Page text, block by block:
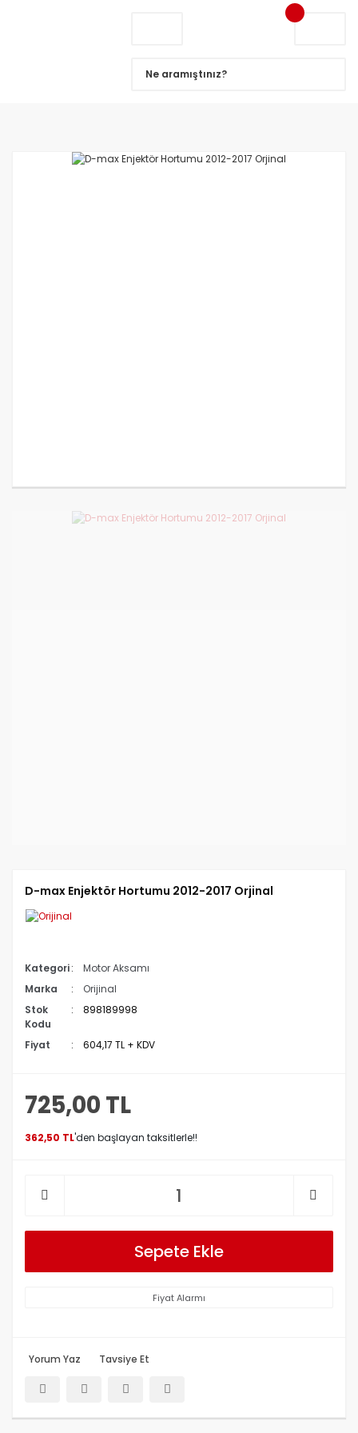
D-max Enjektör Hortumu 2012-2017 Orjinal
Kategori
Motor Aksamı
Marka
Orijinal
Stok
Kodu
898189998
Fiyat 604,17 TL + KDV
725,00 TL
362,50 TL'den başlayan taksitlerle!!
Sepete Ekle
Fiyat Alarmı
Yorum Yaz Tavsiye Et